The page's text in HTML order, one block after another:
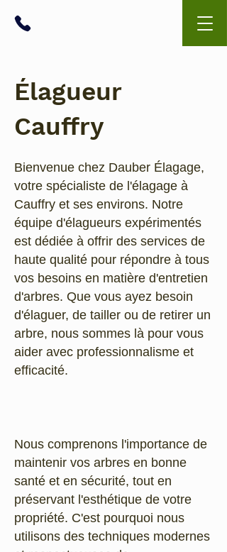
Élagueur
Cauffry
Bienvenue chez Dauber Élagage,
votre spécialiste de l'élagage à
Cauffry et ses environs. Notre
équipe d'élagueurs expérimentés
est dédiée à offrir des services de
haute qualité pour répondre à tous
vos besoins en matière d'entretien
d'arbres. Que vous ayez besoin
d'élaguer, de tailler ou de retirer un
arbre, nous sommes là pour vous
aider avec professionnalisme et
efficacité.
Nous comprenons l'importance de
maintenir vos arbres en bonne
santé et en sécurité, tout en
préservant l'esthétique de votre
propriété. C'est pourquoi nous
utilisons des techniques modernes